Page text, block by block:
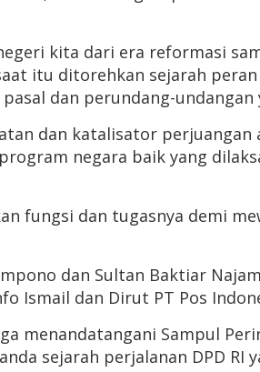
kita dari era reformasi
itu ditorehkan sejarah
dan perundang-
dan katalisator
negara baik yang
fungsi dan tugasnya demi
dan Sultan Baktiar
Ismail dan Dirut PT Pos
menandatangani Sampul
sejarah perjalanan DPD RI